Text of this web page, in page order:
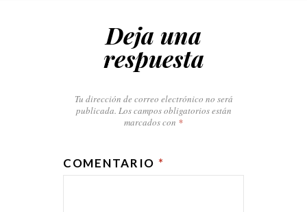
Deja una
respuesta
Tu dirección de correo electrónico no será
publicada. Los campos obligatorios están
marcados con *
COMENTARIO *